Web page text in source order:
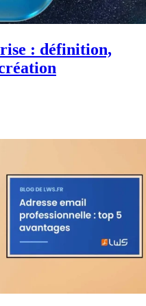
: définition,